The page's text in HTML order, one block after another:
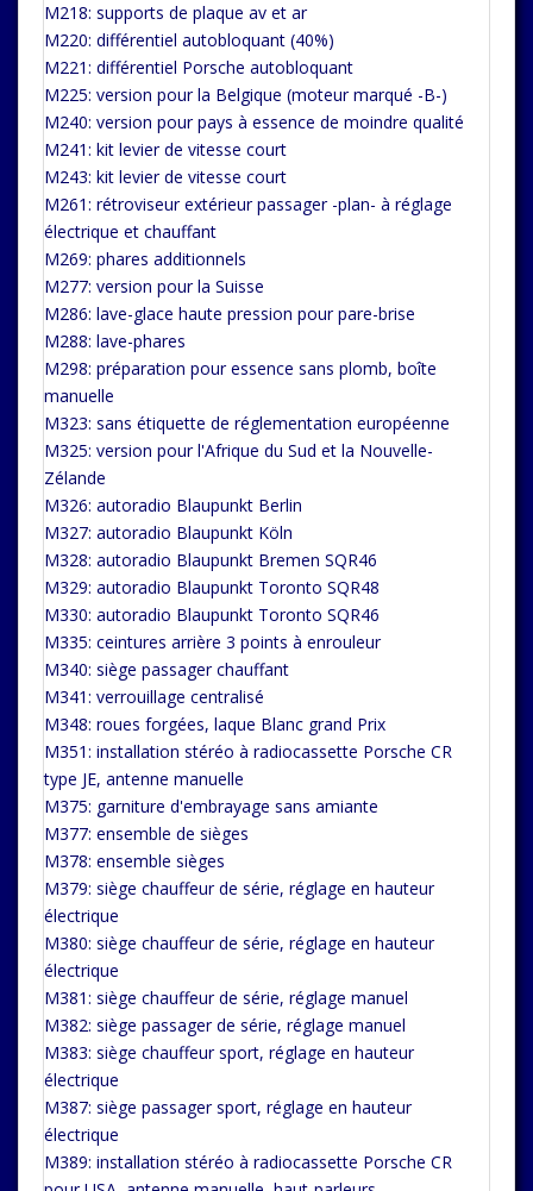
M218: supports de plaque av et ar
M220: différentiel autobloquant (40%)
M221: différentiel Porsche autobloquant
M225: version pour la Belgique (moteur marqué -B-)
M240: version pour pays à essence de moindre qualité
M241: kit levier de vitesse court
M243: kit levier de vitesse court
M261: rétroviseur extérieur passager -plan- à réglage
électrique et chauffant
M269: phares additionnels
M277: version pour la Suisse
M286: lave-glace haute pression pour pare-brise
M288: lave-phares
M298: préparation pour essence sans plomb, boîte
manuelle
M323: sans étiquette de réglementation européenne
M325: version pour l'Afrique du Sud et la Nouvelle-
Zélande
M326: autoradio Blaupunkt Berlin
M327: autoradio Blaupunkt Köln
M328: autoradio Blaupunkt Bremen SQR46
M329: autoradio Blaupunkt Toronto SQR48
M330: autoradio Blaupunkt Toronto SQR46
M335: ceintures arrière 3 points à enrouleur
M340: siège passager chauffant
M341: verrouillage centralisé
M348: roues forgées, laque Blanc grand Prix
M351: installation stéréo à radiocassette Porsche CR
type JE, antenne manuelle
M375: garniture d'embrayage sans amiante
M377: ensemble de sièges
M378: ensemble sièges
M379: siège chauffeur de série, réglage en hauteur
électrique
M380: siège chauffeur de série, réglage en hauteur
électrique
M381: siège chauffeur de série, réglage manuel
M382: siège passager de série, réglage manuel
M383: siège chauffeur sport, réglage en hauteur
électrique
M387: siège passager sport, réglage en hauteur
électrique
M389: installation stéréo à radiocassette Porsche CR